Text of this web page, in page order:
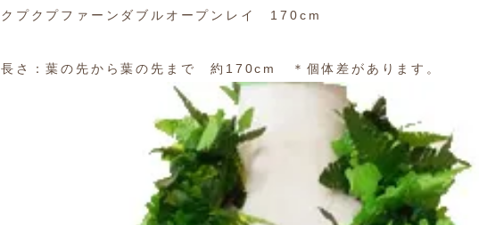
クプクプファーンダブルオープンレイ 170cm
長さ：葉の先から葉の先まで 約170cm ＊個体差があります。